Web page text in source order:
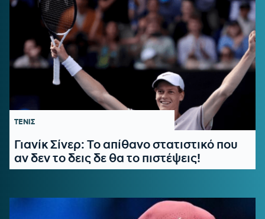
ΤΕΝΙΣ
Γιανίκ Σίνερ: Το απίθανο στατιστικό που
αν δεν το δεις δε θα το πιστέψεις!